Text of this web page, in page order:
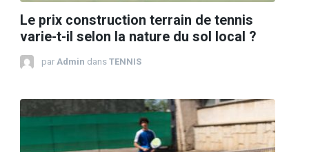
Le prix construction terrain de tennis
varie-t-il selon la nature du sol local ?
par Admin dans TENNIS